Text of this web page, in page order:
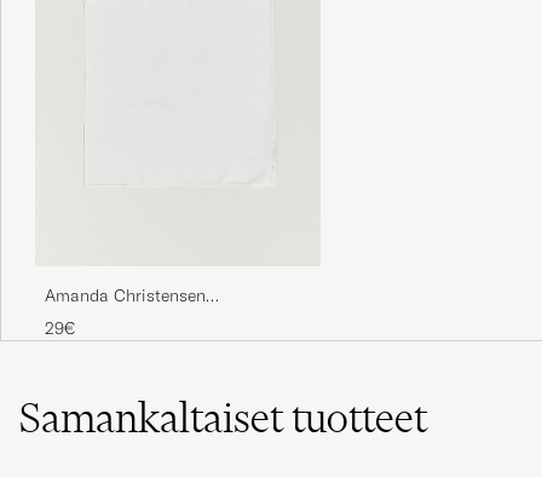
Amanda Christensen
Handkercheif Silk White
29€
Samankaltaisettuotteet